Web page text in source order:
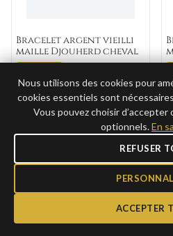
Bracelet argent vieilli
maille Djouherd cheval
54,50€ →
GRAVURE
Nous utilisons des cookies pour
cookies essentiels sont
Vous pouvez choisir
optionnels.En
REFUSER
ACCEPTER